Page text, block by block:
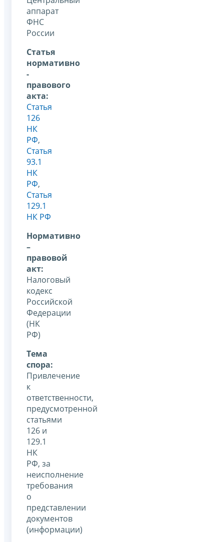
аппарат
ФНС
России
Статья
нормативно
-
правового
акта:
Статья
126
НК
РФ,
Статья
93.1
НК
РФ,
Статья
129.1
НК РФ
Нормативно
–
правовой
акт:
Налоговый
кодекс
Российской
Федерации
(НК
РФ)
Тема
спора:
Привлечение
к
ответственности,
предусмотренной
статьями
126 и
129.1
НК
РФ, за
неисполнение
требования
о
представлении
документов
(информации)